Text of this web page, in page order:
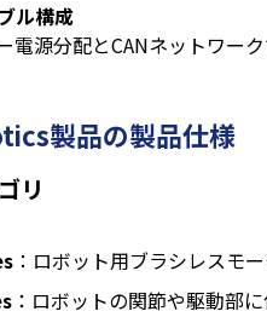
ル構成
電源分配とCANネットワー
製品の製品仕様
リ
：ロボット用ブラシレスモ
：ロボットの関節や駆動部